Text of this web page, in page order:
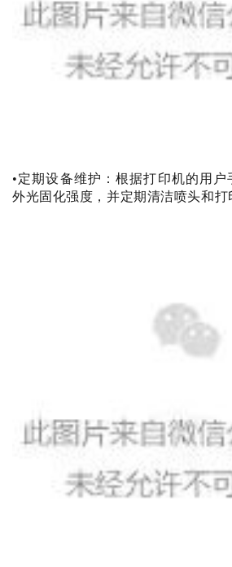
•定期设备维护：根据打印机的用
外光固化强度，并定期清洁喷头和打